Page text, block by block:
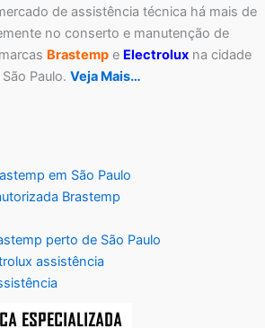
de assistência técnica há mais de
no conserto e manutenção de
Brastemp e Electrolux na cidade
Paulo. Veja Mais…
em São Paulo
Brastemp
perto de São Paulo
assistência